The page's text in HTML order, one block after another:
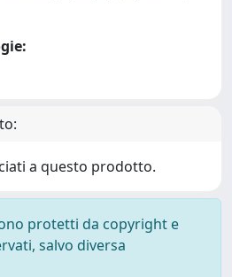
a questo prodotto.
protetti da copyright e
salvo diversa